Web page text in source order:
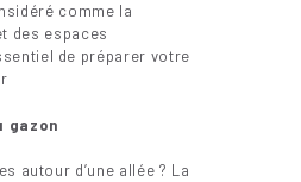
comme la
des espaces
de préparer votre
gazon
autour d’une allée ? La